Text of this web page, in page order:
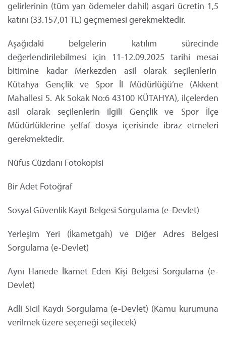
gelirlerinin (tüm yan ödemeler dahil) asgari ücretin 1,5
katını (33.157,01 TL) geçmemesi gerekmektedir.
Aşağıdaki belgelerin katılım sürecinde
değerlendirilebilmesi için 11-12.09.2025 tarihi mesai
bitimine kadar Merkezden asil olarak seçilenlerin
Kütahya Gençlik ve Spor İl Müdürlüğü’ne (Akkent
Mahallesi 5. Ak Sokak No:6 43100 KÜTAHYA), ilçelerden
asil olarak seçilenlerin ilgili Gençlik ve Spor İlçe
Müdürlüklerine şeffaf dosya içerisinde ibraz etmeleri
gerekmektedir.
Nüfus Cüzdanı Fotokopisi
Bir Adet Fotoğraf
Sosyal Güvenlik Kayıt Belgesi Sorgulama (e-Devlet)
Yerleşim Yeri (İkametgah) ve Diğer Adres Belgesi
Sorgulama (e-Devlet)
Aynı Hanede İkamet Eden Kişi Belgesi Sorgulama (e-
Devlet)
Adli Sicil Kaydı Sorgulama (e-Devlet) (Kamu kurumuna
verilmek üzere seçeneği seçilecek)